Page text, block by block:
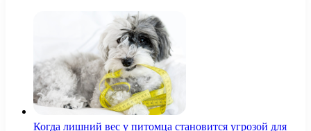
Когда лишний вес у питомца становится угрозой для